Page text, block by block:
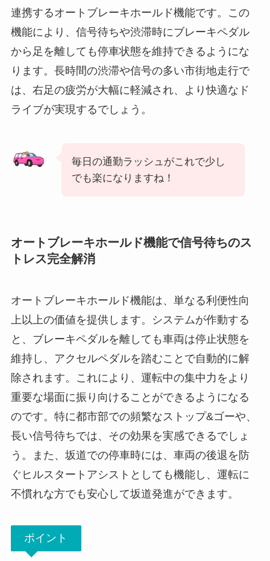
連携するオートブレーキホールド機能です。この
機能により、信号待ちや渋滞時にブレーキペダル
から足を離しても停車状態を維持できるようにな
ります。長時間の渋滞や信号の多い市街地走行で
は、右足の疲労が大幅に軽減され、より快適なド
ライブが実現するでしょう。
毎日の通勤ラッシュがこれで少し
でも楽になりますね！
オートブレーキホールド機能で信号待ちのス
トレス完全解消
オートブレーキホールド機能は、単なる利便性向
上以上の価値を提供します。システムが作動する
と、ブレーキペダルを離しても車両は停止状態を
維持し、アクセルペダルを踏むことで自動的に解
除されます。これにより、運転中の集中力をより
重要な場面に振り向けることができるようになる
のです。特に都市部での頻繁なストップ&ゴーや、
長い信号待ちでは、その効果を実感できるでしょ
う。また、坂道での停車時には、車両の後退を防
ぐヒルスタートアシストとしても機能し、運転に
不慣れな方でも安心して坂道発進ができます。
ポイント